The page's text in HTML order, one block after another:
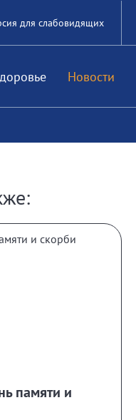
для слабовидящих
Новости
памяти и